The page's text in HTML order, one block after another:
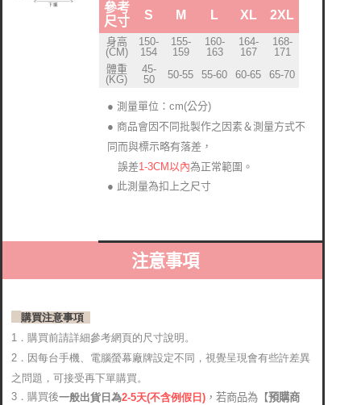
參考
尺寸
S M L XL 2XL
身高
(CM)
150-
154
155-
159
160-
163
164-
167
168-
171
體重
(KG)
45-
50
50-55 55-60 60-65 65-70
● 測量單位：cm(公分)
● 商品會因不同批製作之因素＆測量方式不
同而與標示略有落差 ，
誤差1-3CM以內為正常範圍。
● 此測量為扣上之尺寸
注意事項
購買注意事項
1．購買前請詳細參考網頁的尺寸說明。
2． 因每台手機、電腦螢幕廠牌設定不同，視覺呈現會有些許差異
之問題，可接受再下單購買。
3．購買後一般出貨日為2-5天(不含例假日) ，若商品為【預購商